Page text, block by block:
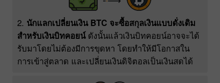
2. นักแลกเปลี่ยนเงิน BTC จะซื้อสกุลเงินแบบดั่งเดิม
สำหรับเงินบิทคอยน์ดังนั้นแล้วเงินบิทคอยน์อาจจะได้
รับมาโดยไม่ต้องมีการขุดหา โดยทำให้มีโอกาสใน
การเข้าสู่ตลาด และเปลี่ยนเงินดิจิตอลเป็นเงินสดได้